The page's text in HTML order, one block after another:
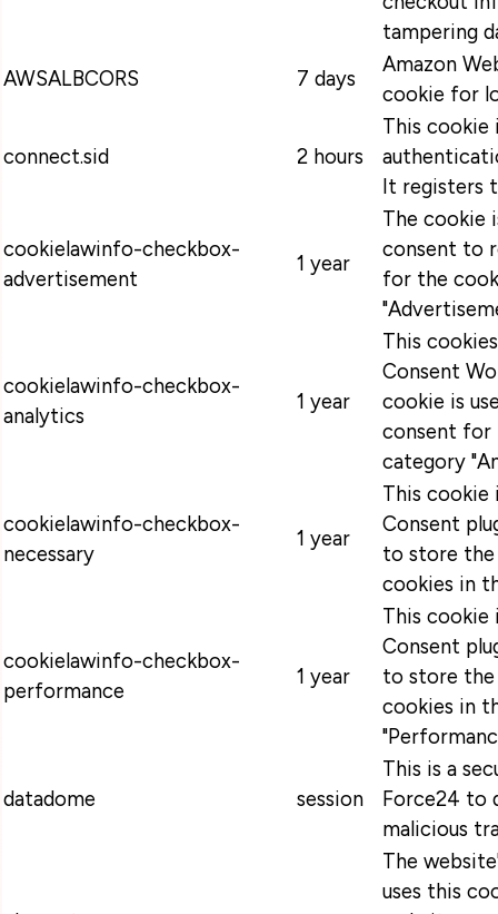
tampering
AWSALBCORS
7 days
Amazon
cookie for
connect.sid 2 hours
This cookie
It registers
cookielawinfo-checkbox-
advertisement
1 year
The cookie
consent to
for the
cookielawinfo-checkbox-
analytics
1 year
This
Consent
cookie is
consent for
category
cookielawinfo-checkbox-
necessary
1 year
This cookie
Consent
to store
cookies in
cookielawinfo-checkbox-
performance
1 year
This cookie
Consent
to store
cookies in
datadome session
This is a
Force24 to
malicious
The
uses this